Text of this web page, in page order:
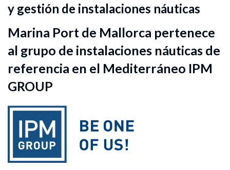
y gestión de instalaciones náuticas
Marina Port de Mallorca pertenece
al grupo de instalaciones náuticas de
referencia en el Mediterráneo IPM
GROUP